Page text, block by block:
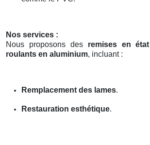
Nos services :
Nous proposons des remises en état
roulants en aluminium, incluant :
Remplacement des lames.
Restauration esthétique.